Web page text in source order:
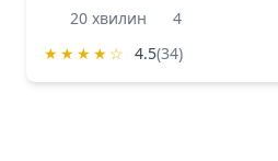
20 хвилин
4
★ ★ ★ ★ ☆ 4.5(34)